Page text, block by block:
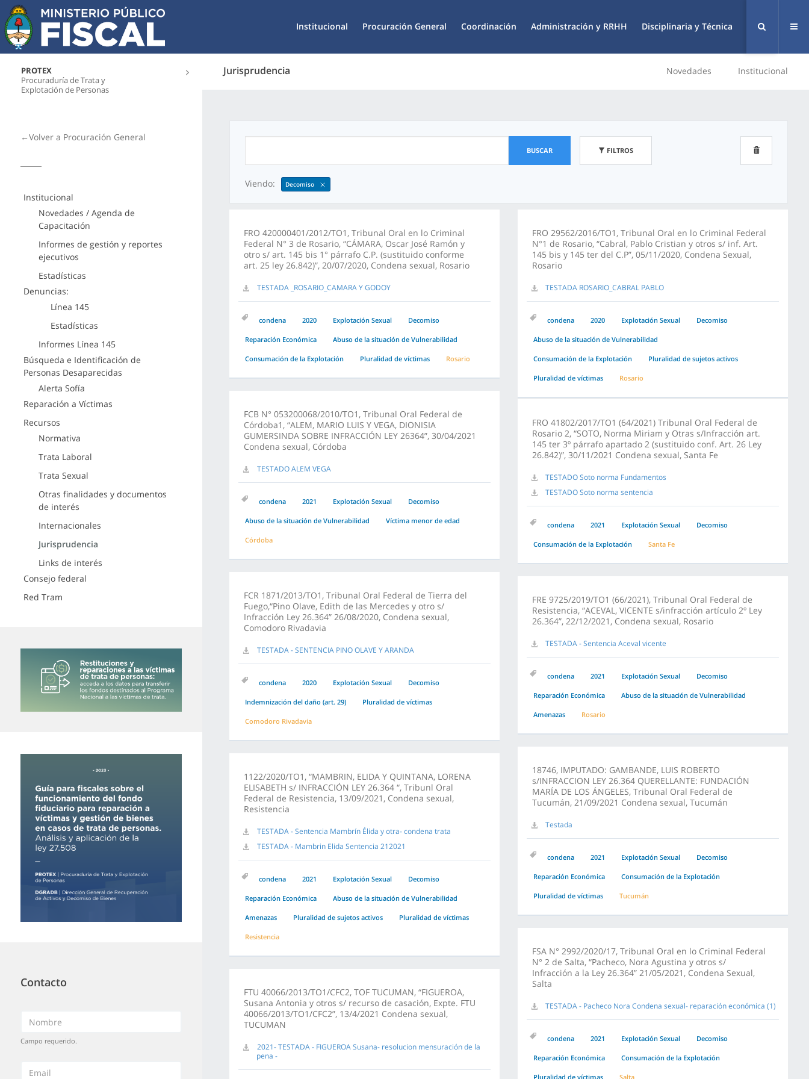
Institucional Procuración General Coordinación Administración y RRHH Disciplinaria y Técnica
PROTEX
Procuraduría de Trata y
Explotación de Personas
Jurisprudencia Novedades Institucional
←Volver a Procuración General
Institucional
Novedades / Agenda de
Capacitación
Informes de gestión y reportes
ejecutivos
Estadísticas
Denuncias:
Línea 145
Estadísticas
Informes Línea 145
Búsqueda e Identificación de
Personas Desaparecidas
Alerta Sofía
Reparación a Víctimas
Recursos
Normativa
Trata Laboral
Trata Sexual
Otras finalidades y documentos
de interés
Internacionales
Jurisprudencia
Links de interés
Consejo federal
Red Tram
Contacto
Campo requerido.
BUSCAR FILTROS
Viendo: Decomiso
FRO 420000401/2012/TO1, Tribunal Oral en lo Criminal
Federal N° 3 de Rosario, “CÁMARA, Oscar José Ramón y
otro s/ art. 145 bis 1° párrafo C.P. (sustituido conforme
art. 25 ley 26.842)”, 20/07/2020, Condena sexual, Rosario
TESTADA _ROSARIO_CAMARA Y GODOY
condena 2020 Explotación Sexual Decomiso
Reparación Económica Abuso de la situación de Vulnerabilidad
Consumación de la Explotación Pluralidad de víctimas Rosario
FRO 29562/2016/TO1, Tribunal Oral en lo Criminal Federal
N°1 de Rosario, “Cabral, Pablo Cristian y otros s/ inf. Art.
145 bis y 145 ter del C.P”, 05/11/2020, Condena Sexual,
Rosario
TESTADA ROSARIO_CABRAL PABLO
condena 2020 Explotación Sexual Decomiso
Abuso de la situación de Vulnerabilidad
Consumación de la Explotación Pluralidad de sujetos activos
Pluralidad de víctimas Rosario
FCB N° 053200068/2010/TO1, Tribunal Oral Federal de
Córdoba1, “ALEM, MARIO LUIS Y VEGA, DIONISIA
GUMERSINDA SOBRE INFRACCIÓN LEY 26364”, 30/04/2021
Condena sexual, Córdoba
TESTADO ALEM VEGA
condena 2021 Explotación Sexual Decomiso
Abuso de la situación de Vulnerabilidad Víctima menor de edad
Córdoba
FRO 41802/2017/TO1 (64/2021) Tribunal Oral Federal de
Rosario 2, “SOTO, Norma Miriam y Otras s/Infracción art.
145 ter 3º párrafo apartado 2 (sustituido conf. Art. 26 Ley
26.842)”, 30/11/2021 Condena sexual, Santa Fe
TESTADO Soto norma Fundamentos
TESTADO Soto norma sentencia
condena 2021 Explotación Sexual Decomiso
Consumación de la Explotación Santa Fe
FCR 1871/2013/TO1, Tribunal Oral Federal de Tierra del
Fuego,“Pino Olave, Edith de las Mercedes y otro s/
Infracción Ley 26.364” 26/08/2020, Condena sexual,
Comodoro Rivadavia
TESTADA - SENTENCIA PINO OLAVE Y ARANDA
condena 2020 Explotación Sexual Decomiso
Indemnización del daño (art. 29) Pluralidad de víctimas
Comodoro Rivadavia
FRE 9725/2019/TO1 (66/2021), Tribunal Oral Federal de
Resistencia, “ACEVAL, VICENTE s/infracción artículo 2º Ley
26.364”, 22/12/2021, Condena sexual, Rosario
TESTADA - Sentencia Aceval vicente
condena 2021 Explotación Sexual Decomiso
Reparación Económica Abuso de la situación de Vulnerabilidad
Amenazas Rosario
18746, IMPUTADO: GAMBANDE, LUIS ROBERTO
s/INFRACCION LEY 26.364 QUERELLANTE: FUNDACIÓN
MARÍA DE LOS ÁNGELES, Tribunal Oral Federal de
Tucumán, 21/09/2021 Condena sexual, Tucumán
Testada
condena 2021 Explotación Sexual Decomiso
Reparación Económica Consumación de la Explotación
Pluralidad de víctimas Tucumán
1122/2020/TO1, “MAMBRIN, ELIDA Y QUINTANA, LORENA
ELISABETH s/ INFRACCIÓN LEY 26.364 “, Tribunl Oral
Federal de Resistencia, 13/09/2021, Condena sexual,
Resistencia
TESTADA - Sentencia Mambrín Élida y otra- condena trata
TESTADA - Mambrin Elida Sentencia 212021
condena 2021 Explotación Sexual Decomiso
Reparación Económica Abuso de la situación de Vulnerabilidad
Amenazas Pluralidad de sujetos activos Pluralidad de víctimas
Resistencia
FSA N° 2992/2020/17, Tribunal Oral en lo Criminal Federal
N° 2 de Salta, “Pacheco, Nora Agustina y otros s/
Infracción a la Ley 26.364” 21/05/2021, Condena Sexual,
Salta
TESTADA - Pacheco Nora Condena sexual- reparación económica (1)
condena 2021 Explotación Sexual Decomiso
Reparación Económica Consumación de la Explotación
Pluralidad de víctimas Salta
FTU 40066/2013/TO1/CFC2, TOF TUCUMAN, “FIGUEROA,
Susana Antonia y otros s/ recurso de casación, Expte. FTU
40066/2013/TO1/CFC2”, 13/4/2021 Condena sexual,
TUCUMAN
2021- TESTADA - FIGUEROA Susana- resolucion mensuración de la
pena -